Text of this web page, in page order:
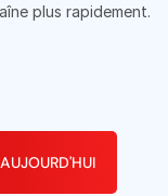
plus rapidement.